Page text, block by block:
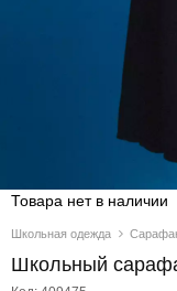
Школьная одежда
Школьный
Товара нет в наличии